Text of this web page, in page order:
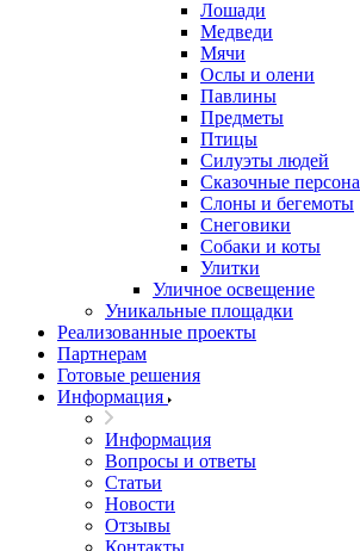
Лошади
Медведи
Мячи
Ослы и олени
Павлины
Предметы
Птицы
Силуэты людей
Сказочные
Слоны и бегемоты
Снеговики
Собаки и коты
Улитки
Уличное освещение
Уникальные площадки
Реализованные проекты
Партнерам
Готовые решения
Информация
Информация
Вопросы и ответы
Статьи
Новости
Отзывы
Контакты